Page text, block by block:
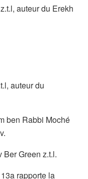
auteur du Erekh
auteur du
ben Rabbi Moché
Green z.t.l.
rapporte la